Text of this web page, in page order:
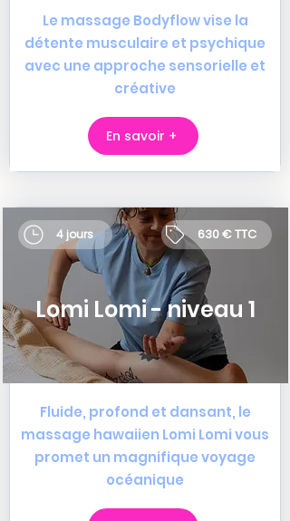
Le massage Bodyflow vise la
détente musculaire et psychique
avec une approche sensorielle et
créative
En savoir +
Lomi Lomi -niveau 1
4 jours 630 € TTC
Fluide, profond et dansant, le
massage hawaiien Lomi Lomi vous
promet un magnifique voyage
océanique